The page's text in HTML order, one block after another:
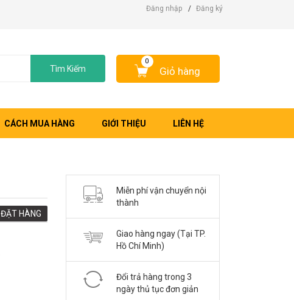
Đăng nhập / Đăng ký
Tìm Kiếm Giỏ hàng
0
CÁCH MUA HÀNG GIỚI THIỆU LIÊN HỆ
ĐẶT HÀNG
Miễn phí vận chuyển nội
thành
Giao hàng ngay (Tại TP.
Hồ Chí Minh)
Đổi trả hàng trong 3
ngày thủ tục đơn giản